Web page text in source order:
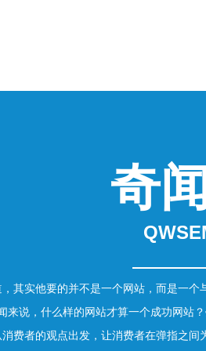
奇
其实他要的并不是一个网站，而是一
来说，什么样的网站才算一个成功网站
费者的观点出发，让消费者在弹指之